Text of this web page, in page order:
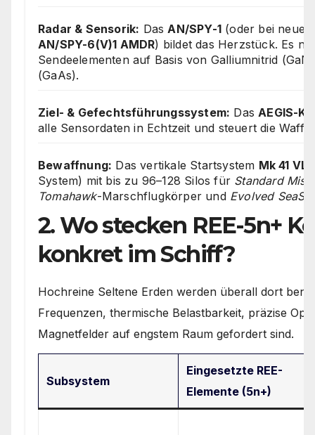
Radar & Sensorik: DasAN/SPY-1 (oder bei
AN/SPY-6(V)1 AMDR) bildet das Herzstück. Es
Sendeelementen auf Basis von Galliumnitrid
(GaAs).
Ziel- & Gefechtsführungssystem: DasAEGIS-
alle Sensordaten in Echtzeit und steuert die
Bewaffnung: Das vertikale Startsystem Mk 41 VLS
System) mit bis zu 96–128 Silos für Standard
Tomahawk-Marschflugkörper und Evolved
2. Wo stecken REE-5n+
konkret im Schiff?
Hochreine Seltene Erden werden überall dort
Frequenzen, thermische Belastbarkeit, präzise
Magnetfelder auf engstem Raum gefordert sind.
Subsystem
Eingesetzte REE-
Elemente (5n+)